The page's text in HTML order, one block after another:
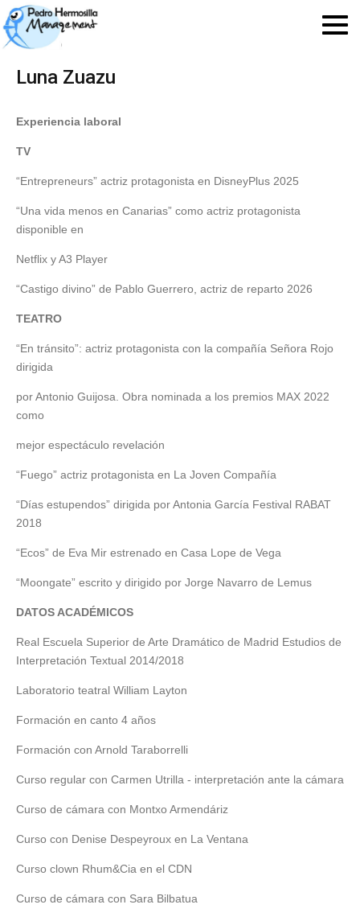
Luna Zuazu
Experiencia laboral
TV
“Entrepreneurs” actriz protagonista en DisneyPlus 2025
“Una vida menos en Canarias” como actriz protagonista
disponible en
Netflix y A3 Player
“Castigo divino” de Pablo Guerrero, actriz de reparto 2026
TEATRO
“En tránsito”: actriz protagonista con la compañía Señora Rojo
dirigida
por Antonio Guijosa. Obra nominada a los premios MAX 2022
como
mejor espectáculo revelación
“Fuego” actriz protagonista en La Joven Compañía
“Días estupendos” dirigida por Antonia García Festival RABAT
2018
“Ecos” de Eva Mir estrenado en Casa Lope de Vega
“Moongate” escrito y dirigido por Jorge Navarro de Lemus
DATOS ACADÉMICOS
Real Escuela Superior de Arte Dramático de Madrid Estudios de
Interpretación Textual 2014/2018
Laboratorio teatral William Layton
Formación en canto 4 años
Formación con Arnold Taraborrelli
Curso regular con Carmen Utrilla - interpretación ante la cámara
Curso de cámara con Montxo Armendáriz
Curso con Denise Despeyroux en La Ventana
Curso clown Rhum&Cia en el CDN
Curso de cámara con Sara Bilbatua